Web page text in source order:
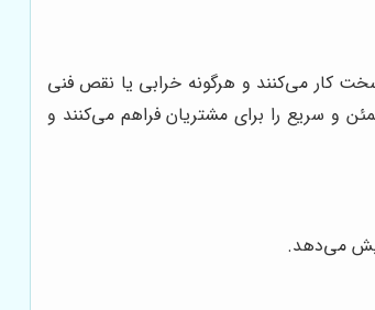
کار می‌کنند و هرگونه خرابی یا نقص فنی
و سریع را برای مشتریان فراهم می‌کنند و
می‌دهد.